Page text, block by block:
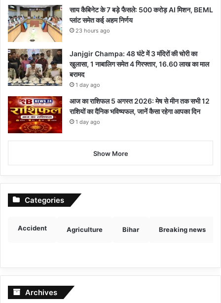
साय कैबिनेट के 7 बड़े फैसले: 500 करोड़ AI मिशन, BEML
प्लांट समेत कई अहम निर्णय
23 hours ago
Janjgir Champa: 48 घंटे में 3 मंदिरों की चोरी का
खुलासा, 1 नाबालिग समेत 4 गिरफ्तार, 16.60 लाख का माल
बरामद
1 day ago
आज का राशिफल 5 अगस्त 2026: मेष से मीन तक सभी 12
राशियों का दैनिक भविष्यफल, जानें कैसा रहेगा आपका दिन
1 day ago
Show More
Categories
Accident Agriculture Bihar Breaking news
Archives Archives